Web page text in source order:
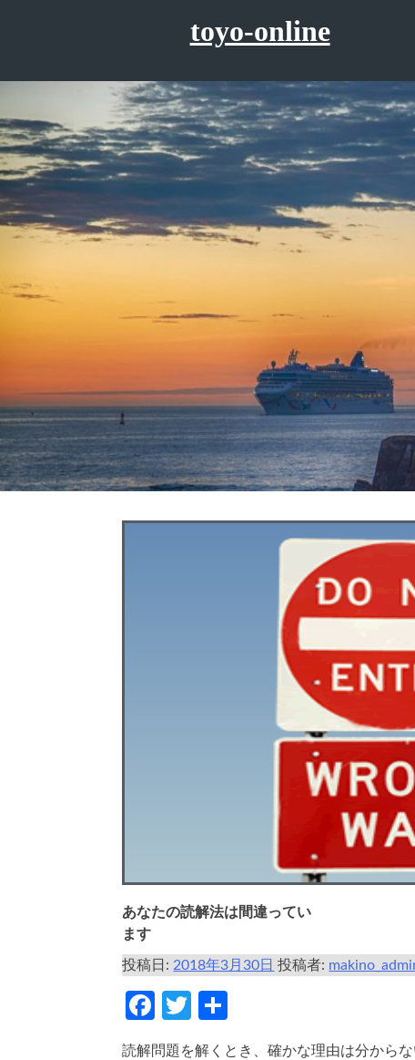
へ
ス
キ
ッ
プ
toyo-online
あなたの読解法は間違ってい
ます
投稿日:2018年3月30日 投稿者:
Facebook
Twitter
読解問題を解くとき、確かな理由は分からな